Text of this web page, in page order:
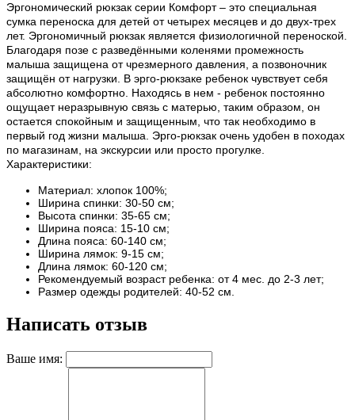
Эргономический рюкзак серии Комфорт – это специальная
сумка переноска для детей от четырех месяцев и до двух-трех
лет. Эргономичный рюкзак является физиологичной переноской.
Благодаря позе с разведёнными коленями промежность
малыша защищена от чрезмерного давления, а позвоночник
защищён от нагрузки. В эрго-рюкзаке ребенок чувствует себя
абсолютно комфортно. Находясь в нем - ребенок постоянно
ощущает неразрывную связь с матерью, таким образом, он
остается спокойным и защищенным, что так необходимо в
первый год жизни малыша. Эрго-рюкзак очень удобен в походах
по магазинам, на экскурсии или просто прогулке.
Характеристики:
Материал: хлопок 100%;
Ширина спинки: 30-50 см;
Высота спинки: 35-65 см;
Ширина пояса: 15-10 см;
Длина пояса: 60-140 см;
Ширина лямок: 9-15 см;
Длина лямок: 60-120 см;
Рекомендуемый возраст ребенка: от 4 мес. до 2-3 лет;
Размер одежды родителей: 40-52 см.
Написать отзыв
Ваше имя: